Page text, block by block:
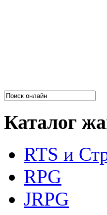
Каталог
RTS и
RPG
JRPG